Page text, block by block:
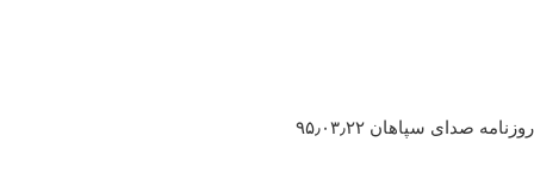
روزنامه صدای سپاهان ۹۵٫۰۳٫۲۲